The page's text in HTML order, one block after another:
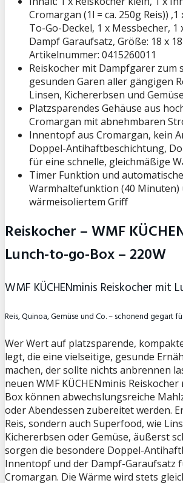
Cromargan (1l = ca. 250g Reis)) ,1
To-Go-Deckel, 1 x Messbecher, 1
Dampf Garaufsatz, Größe: 18 x
Artikelnummer: 0415260011
Reiskocher mit Dampfgarer zum
gesunden Garen aller gängigen
Linsen, Kichererbsen und Gemüse
Platzsparendes Gehäuse aus
Cromargan mit abnehmbaren
Innentopf aus Cromargan, kein
Doppel-Antihaftbeschichtung,
für eine schnelle, gleichmäßige
Timer Funktion und automatische
Warmhaltefunktion (40 Minuten)
wärmeisoliertem Griff
Reiskocher – WMF
Lunch-to-go-Box – 220W
WMF KÜCHENminis Reiskocher mit
Reis, Quinoa, Gemüse und Co. – schonend gegart
Wer Wert auf platzsparende,
legt, die eine vielseitige, gesunde
machen, der sollte nichts anbrennen
neuen WMF KÜCHENminis
Box können abwechslungsreiche
oder Abendessen zubereitet werden.
Reis, sondern auch Superfood, wie
Kichererbsen oder Gemüse, äußerst
sorgen die besondere Doppel-
Innentopf und der Dampf-Garaufsatz
Cromargan. Die Wärme wird stets